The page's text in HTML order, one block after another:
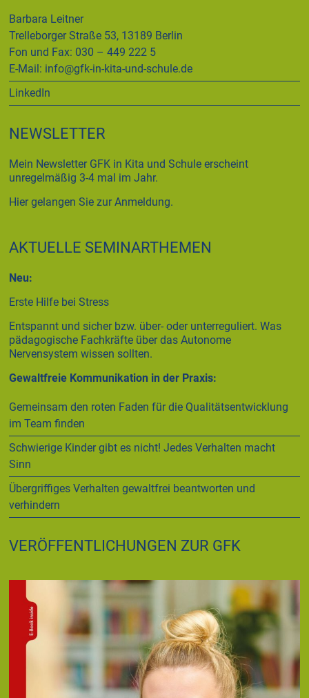
Barbara Leitner
Trelleborger Straße 53, 13189 Berlin
Fon und Fax: 030 – 449 222 5
E-Mail: info@gfk-in-kita-und-schule.de
LinkedIn
NEWSLETTER
Mein Newsletter GFK in Kita und Schule erscheint
unregelmäßig 3-4 mal im Jahr.
Hier gelangen Sie zur Anmeldung.
AKTUELLE SEMINARTHEMEN
Neu:
Erste Hilfe bei Stress
Entspannt und sicher bzw. über- oder unterreguliert. Was
pädagogische Fachkräfte über das Autonome
Nervensystem wissen sollten.
Gewaltfreie Kommunikation in der Praxis:
Gemeinsam den roten Faden für die Qualitätsentwicklung
im Team finden
Schwierige Kinder gibt es nicht! Jedes Verhalten macht
Sinn
Übergriffiges Verhalten gewaltfrei beantworten und
verhindern
VERÖFFENTLICHUNGEN ZUR GFK